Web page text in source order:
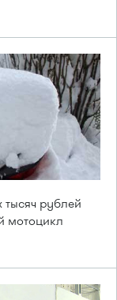
рублей
мотоцикл